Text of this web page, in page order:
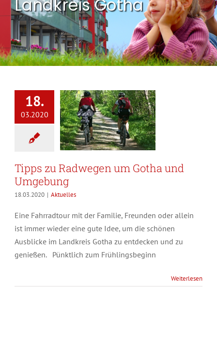
Landkreis Gotha
18.
03.2020
Tipps zu Radwegen um Gotha und
Umgebung
18.03.2020 | Aktuelles
Eine Fahrradtour mit der Familie, Freunden oder allein
ist immer wieder eine gute Idee, um die schönen
Ausblicke im Landkreis Gotha zu entdecken und zu
genießen. Pünktlich zum Frühlingsbeginn
Weiterlesen